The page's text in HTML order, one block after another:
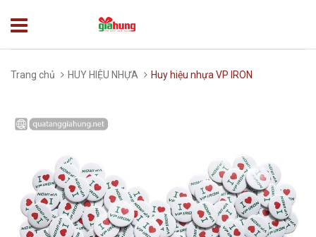
Trang chủ HUY HIỆU NHỰA Huy hiệu nhựa VP IRON